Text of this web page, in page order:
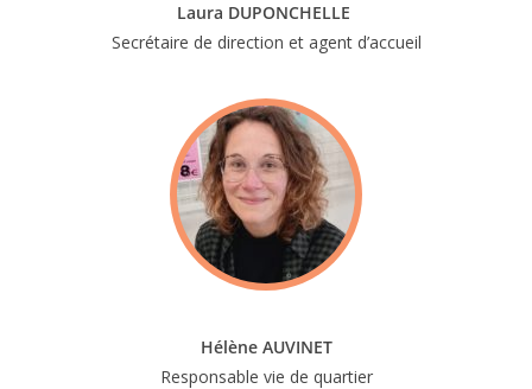
Laura DUPONCHELLE
Secrétaire de direction et agent d’accueil
Hélène AUVINET
Responsable vie de quartier